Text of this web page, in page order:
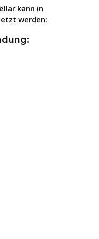
kann in
werden: